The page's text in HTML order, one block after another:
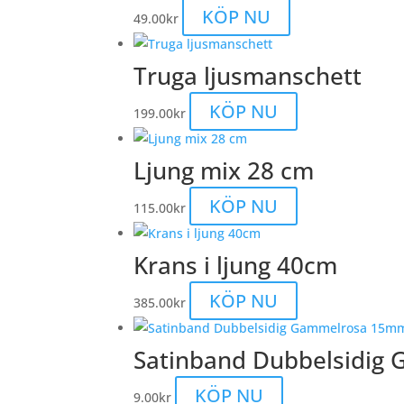
på
49.00kr KÖP NU
Truga ljusmanschett
199.00kr KÖP NU
Ljung mix 28 cm
115.00kr KÖP NU
Krans i ljung 40cm
385.00kr KÖP NU
Satinband Dubbelsidig
9.00kr KÖP NU